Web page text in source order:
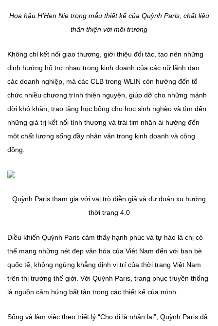
Hoa hậu H’Hen Nie trong mẫu thiết kế của Quỳnh Paris, chất liệu
thân thiện với môi trường
Không chỉ kết nối giao thương, giới thiệu đối tác, tạo nên những
định hướng hổ trợ nhau trong kinh doanh của các nữ lãnh đạo
các doanh nghiệp, mà các CLB trong WLIN còn hướng đến tổ
chức nhiều chương trình thiện nguyện, giúp dỡ cho những mảnh
đời khó khăn, trao tặng học bổng cho học sinh nghèo và tìm đến
những giá trị kết nối tình thương và trái tim nhân ái hướng đến
một chất lượng sống đầy nhân văn trong kinh doanh và cộng
đồng.
Quỳnh Paris tham gia với vai trò diễn giả và dự đoán xu hướng
thời trang 4.0
Điều khiến Quỳnh Paris cảm thấy hạnh phúc và tự hào là chị có
thể mang những nét đẹp văn hóa của Việt Nam đến với bạn bè
quốc tế, không ngừng khẳng định vị trí của thời trang Việt Nam
trên thị trường thế giới. Với Quỳnh Paris, trang phục truyền thống
là nguồn cảm hứng bất tận trong các thiết kế của mình.
Sống và làm việc theo triết lý “Cho đi là nhận lại”, Quỳnh Paris đã